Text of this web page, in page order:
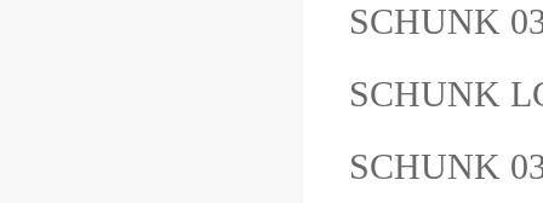
SCHUNK
SCHUNK
SCHUNK